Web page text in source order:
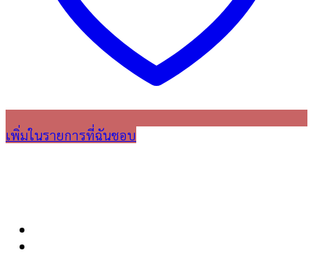
เพิ่มในรายการที่ฉันชอบ